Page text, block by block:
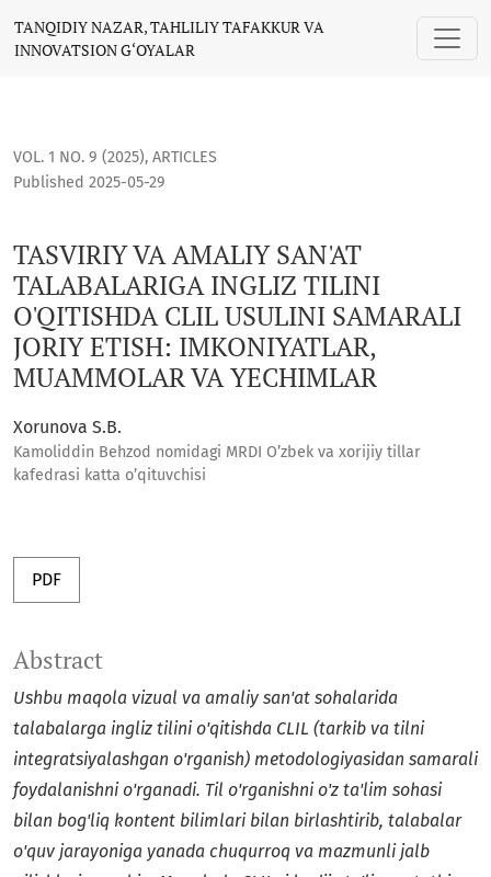
TASVIRIY VA AMALIY SAN'AT TALABALARIGA INGLIZ TILINI
TANQIDIY NAZAR, TAHLILIY TAFAKKUR VA
INNOVATSION G‘OYALAR
VOL. 1 NO. 9 (2025), ARTICLES
TASVIRIY VA AMALIY SAN'AT
TALABALARIGA INGLIZ TILINI
O'QITISHDA CLIL USULINI SAMARALI
JORIY ETISH: IMKONIYATLAR,
MUAMMOLAR VA YECHIMLAR
Published 2025-05-29
Xorunova S.B.
Kamoliddin Behzod nomidagi MRDI O’zbek va xorijiy tillar
kafedrasi katta o’qituvchisi
PDF
Abstract
Ushbu maqola vizual va amaliy san'at sohalarida
talabalarga ingliz tilini o'qitishda CLIL (tarkib va tilni
integratsiyalashgan o'rganish) metodologiyasidan samarali
foydalanishni o'rganadi. Til o'rganishni o'z ta'lim sohasi
bilan bog'liq kontent bilimlari bilan birlashtirib, talabalar
o'quv jarayoniga yanada chuqurroq va mazmunli jalb